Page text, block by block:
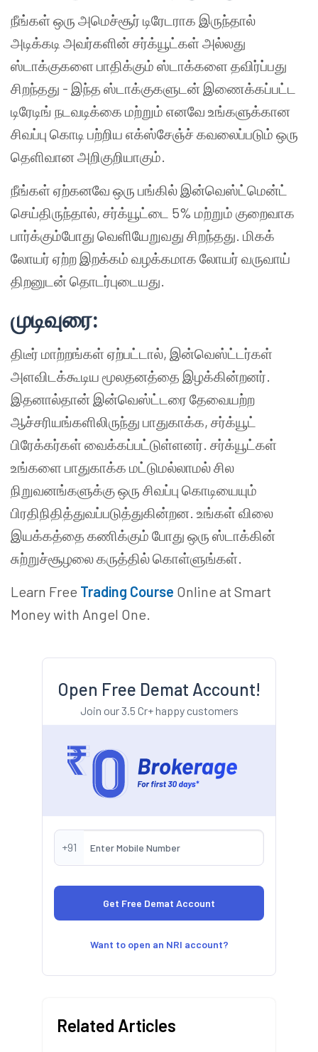
நீங்கள் ஒரு அமெச்சூர் டிரேடராக இருந்தால்
அடிக்கடி அவர்களின் சர்க்யூட்கள் அல்லது
ஸ்டாக்குகளை பாதிக்கும் ஸ்டாக்களை தவிர்ப்பது
சிறந்தது - இந்த ஸ்டாக்குகளுடன் இணைக்கப்பட்ட
டிரேடிங் நடவடிக்கை மற்றும் எனவே உங்களுக்கான
சிவப்பு கொடி பற்றிய எக்ஸ்சேஞ்ச் கவலைப்படும் ஒரு
தெளிவான அறிகுறியாகும்.
நீங்கள் ஏற்கனவே ஒரு பங்கில் இன்வெஸ்ட்மென்ட்
செய்திருந்தால், சர்க்யூட்டை 5% மற்றும் குறைவாக
பார்க்கும்போது வெளியேறுவது சிறந்தது. மிகக்
லோயர் ஏற்ற இறக்கம் வழக்கமாக லோயர் வருவாய்
திறனுடன் தொடர்புடையது.
முடிவுரை:
திடீர் மாற்றங்கள் ஏற்பட்டால், இன்வெஸ்ட்டர்கள்
அளவிடக்கூடிய மூலதனத்தை இழக்கின்றனர்.
இதனால்தான் இன்வெஸ்ட்டரை தேவையற்ற
ஆச்சரியங்களிலிருந்து பாதுகாக்க, சர்க்யூட்
பிரேக்கர்கள் வைக்கப்பட்டுள்ளனர். சர்க்யூட்கள்
உங்களை பாதுகாக்க மட்டுமல்லாமல் சில
நிறுவனங்களுக்கு ஒரு சிவப்பு கொடியையும்
பிரதிநிதித்துவப்படுத்துகின்றன. உங்கள் விலை
இயக்கத்தை கணிக்கும் போது ஒரு ஸ்டாக்கின்
சுற்றுச்சூழலை கருத்தில் கொள்ளுங்கள்.
Learn Free Trading Course Online at Smart
Money with Angel One.
Open Free Demat Account!
Join our 3.5 Cr+ happy customers
+91
Want to open an NRI account?
Related Articles